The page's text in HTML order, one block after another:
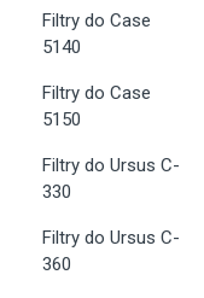
Filtry do Case
5140
Filtry do Case
5150
Filtry do Ursus C-
330
Filtry do Ursus C-
360